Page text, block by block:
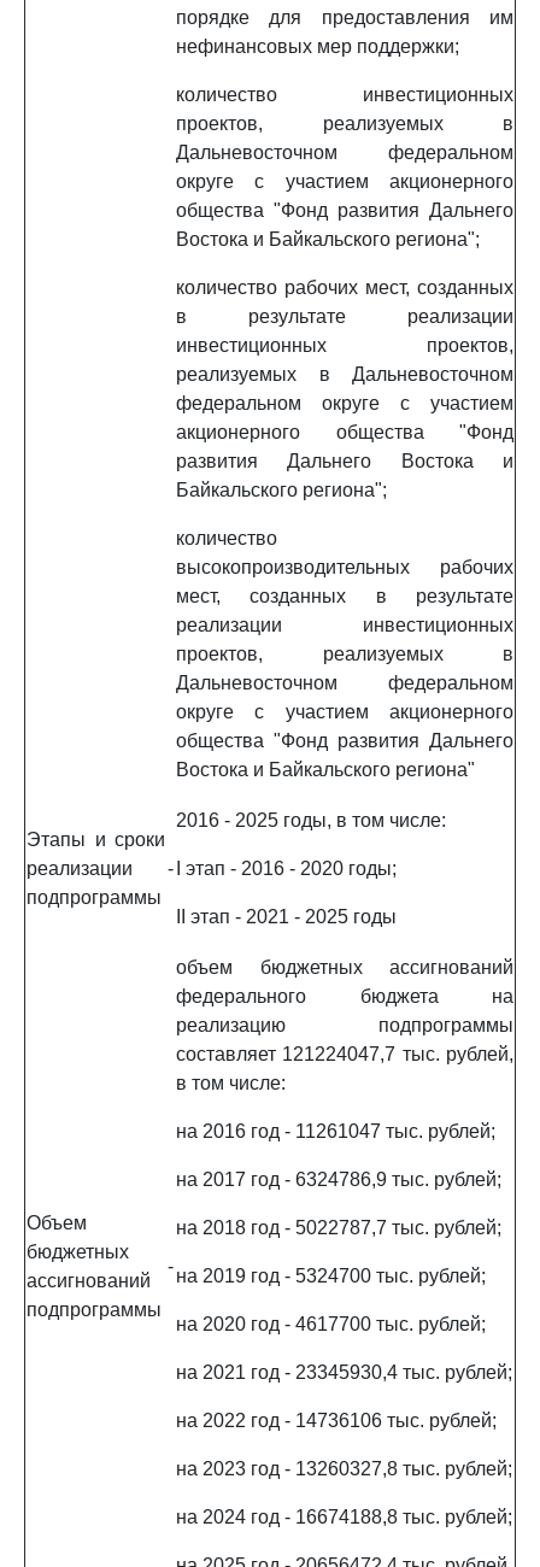
порядке для предоставления им
нефинансовых мер поддержки;
количество инвестиционных
проектов, реализуемых в
Дальневосточном федеральном
округе с участием акционерного
общества "Фонд развития Дальнего
Востока и Байкальского региона";
количество рабочих мест, созданных
в результате реализации
инвестиционных проектов,
реализуемых в Дальневосточном
федеральном округе с участием
акционерного общества "Фонд
развития Дальнего Востока и
Байкальского региона";
количество
высокопроизводительных рабочих
мест, созданных в результате
реализации инвестиционных
проектов, реализуемых в
Дальневосточном федеральном
округе с участием акционерного
общества "Фонд развития Дальнего
Востока и Байкальского региона"
Этапы и сроки
реализации
подпрограммы
-
2016 - 2025 годы, в том числе:
I этап - 2016 - 2020 годы;
II этап - 2021 - 2025 годы
Объем
бюджетных
ассигнований
подпрограммы
-
объем бюджетных ассигнований
федерального бюджета на
реализацию подпрограммы
составляет 121224047,7 тыс. рублей,
в том числе:
на 2016 год - 11261047 тыс. рублей;
на 2017 год - 6324786,9 тыс. рублей;
на 2018 год - 5022787,7 тыс. рублей;
на 2019 год - 5324700 тыс. рублей;
на 2020 год - 4617700 тыс. рублей;
на 2021 год - 23345930,4 тыс. рублей;
на 2022 год - 14736106 тыс. рублей;
на 2023 год - 13260327,8 тыс. рублей;
на 2024 год - 16674188,8 тыс. рублей;